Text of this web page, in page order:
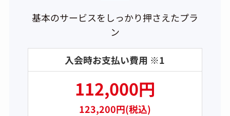
基本のサービスをしっかり押さえたプラ
ン
入会時お支払い費用 ※1
112,000円
123,200円(税込)